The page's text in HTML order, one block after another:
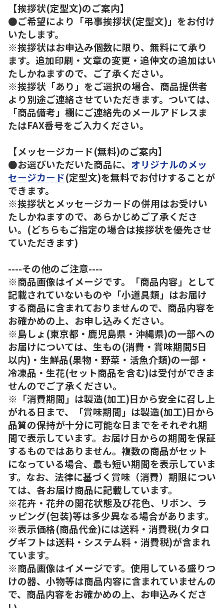
【挨拶状(定型文)のご案内】
●ご希望により「弔事挨拶状(定型文)」をお付け
いたします。
※挨拶状はお申込み個数に限り、無料にて承り
ます。追加印刷・文章の変更・追伸文の追加はい
たしかねますので、ご了承ください。
※挨拶状「あり」をご選択の場合、商品提供者
より別途ご連絡させていただきます。ついては、
「商品備考」欄にご連絡先のメールアドレスま
たはFAX番号をご入力ください。
【メッセージカード(無料)のご案内】
●お選びいただいた商品に、 オリジナルのメッ
セージカード(定型文)を無料でお付けすることが
できます。
※挨拶状とメッセージカードの併用はお受けい
たしかねますので、あらかじめご了承くださ
い。(どちらもご指定の場合は挨拶状を優先させ
ていただきます)
----その他のご注意----
※商品画像はイメージです。「商品内容」として
記載されていないものや「小道具類」はお届け
する商品に含まれておりませんので、商品内容を
お確かめの上、お申し込みください。
※島しょ(東京都・鹿児島県・沖縄県)の一部への
お届けについては、生もの(消費・賞味期間5日
以内)・生鮮品(果物・野菜・活魚介類)の一部・
冷凍品・生花(セット商品を含む)は受付ができま
せんのでご了承ください。
※「消費期間」は製造(加工)日から安全に召し上
がれる日まで、「賞味期間」は製造(加工)日から
品質の保持が十分に可能な日までをそれぞれ期
間で表示しています。お届け日からの期間を保証
するものではありません。複数の商品がセット
になっている場合、最も短い期間を表示していま
す。なお、法律に基づく賞味（消費）期限につい
ては、各お届け商品に記載しています。
※花卉・花弁の開花状態及び花色、リボン、ラ
ッピング(包装)等は多少異なる場合があります。
※表示価格(商品代金)には送料・消費税(カタロ
グギフトは送料・システム料・消費税)が含まれ
ています。
※商品画像はイメージです。使用している盛りつ
けの器、小物等は商品内容に含まれていませんの
で、商品内容をお確かめの上、お申込みくださ